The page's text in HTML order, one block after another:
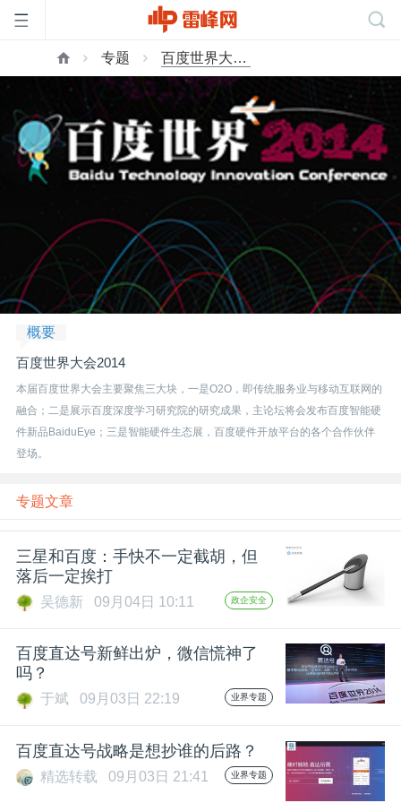
首
页
峰
网
开
活
动
专
专题 百度世界大会2014
概要
百度世界大会2014
本届百度世界大会主要聚焦三大块，一是O2O，即传统服务业与移动互联网的
融合；二是展示百度深度学习研究院的研究成果，主论坛将会发布百度智能硬
件新品BaiduEye；三是智能硬件生态展，百度硬件开放平台的各个合作伙伴
登场。
专题文章
三星和百度：手快不一定截胡，但
落后一定挨打
吴德新 09月04日 10:11 政企安全
百度直达号新鲜出炉，微信慌神了
吗？
于斌 09月03日 22:19 业界专题
百度直达号战略是想抄谁的后路？
精选转载 09月03日 21:41 业界专题